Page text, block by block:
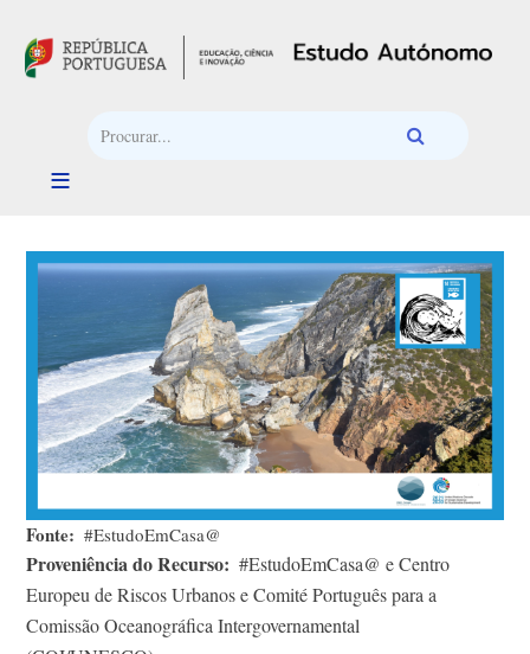
Fonte #EstudoEmCasa@
Proveniência do Recurso
#EstudoEmCasa@ e Centro
Europeu de Riscos Urbanos e Comité Português para a
Comissão Oceanográfica Intergovernamental